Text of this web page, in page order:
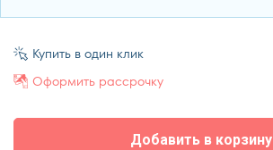
70x186
70x190
70x195
80x186
Добавить в корзину
Купить в один клик
Оформить рассрочку